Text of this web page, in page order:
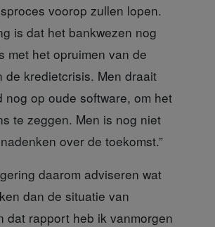
voorop zullen lopen.
is dat het bankwezen nog
met het opruimen van de
de kredietcrisis. Men draait
nog op oude software, om het
te zeggen. Men is nog niet
over de toekomst.”
daarom adviseren wat
dan de situatie van
dat rapport heb ik vanmorgen